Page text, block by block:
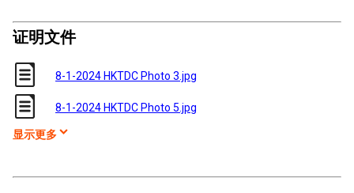
证明文件
8-1-2024 HKTDC Photo 3.jpg
8-1-2024 HKTDC Photo 5.jpg
显示更多